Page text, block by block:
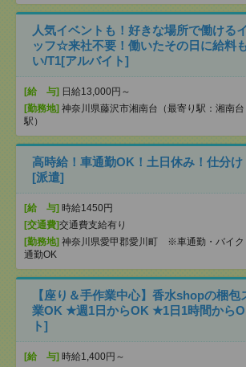
人気イベントも！好きな場所で働ける
ッフ☆来社不要！働いたその日に給料
い/T1[アルバイト]
[給 与] 日給13,000円～
[勤務地] 神奈川県藤沢市湘南台（最寄り駅：湘南台
駅）
高時給！車通勤OK！土日休み！仕分
[派遣]
[給 与] 時給1450円
[交通費]交通費支給有り
[勤務地] 神奈川県愛甲郡愛川町 ※車通勤・バイク
通勤OK
【座り＆手作業中心】香水shopの梱
業OK ★週1日からOK ★1日1時間から
ト]
[給 与] 時給1,400円～